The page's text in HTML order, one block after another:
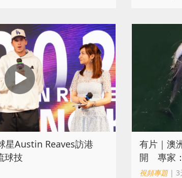
星Austin Reaves訪港
球技
有片｜澳
開 專家
視頻專題| 3